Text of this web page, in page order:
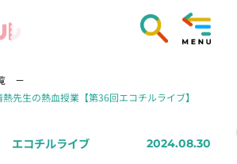
先生の熱血授業【第36回エコチルライブ】
エコチルライブ 2024.08.30